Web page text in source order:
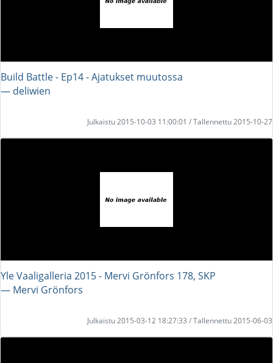
Build Battle - Ep14 - Ajatukset muutossa
― deliwien
Julkaistu 2015-10-03 11:00:01 / Tallennettu 2015-10-27
Yle Vaaligalleria 2015 - Mervi Grönfors 178, SKP
― Mervi Grönfors
Julkaistu 2015-03-12 18:27:33 / Tallennettu 2015-06-03